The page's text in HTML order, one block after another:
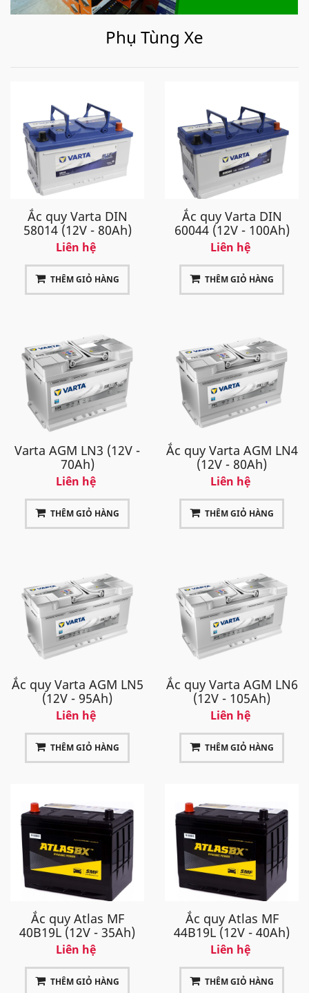
Phụ Tùng Xe
Ắc quy Varta DIN
58014 (12V - 80Ah)
Liên hệ
THÊM GIỎ HÀNG
Ắc quy Varta DIN
60044 (12V - 100Ah)
Liên hệ
THÊM GIỎ HÀNG
Varta AGM LN3 (12V -
70Ah)
Liên hệ
THÊM GIỎ HÀNG
Ắc quy Varta AGM LN4
(12V - 80Ah)
Liên hệ
THÊM GIỎ HÀNG
Ắc quy Varta AGM LN5
(12V - 95Ah)
Liên hệ
THÊM GIỎ HÀNG
Ắc quy Varta AGM LN6
(12V - 105Ah)
Liên hệ
THÊM GIỎ HÀNG
Ắc quy Atlas MF
40B19L (12V - 35Ah)
Liên hệ
THÊM GIỎ HÀNG
Ắc quy Atlas MF
44B19L (12V - 40Ah)
Liên hệ
THÊM GIỎ HÀNG